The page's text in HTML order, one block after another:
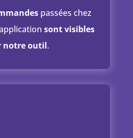
passées chez
sont visibles
notre outil.